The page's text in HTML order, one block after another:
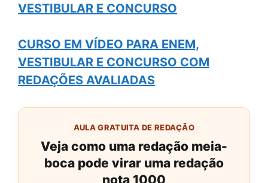
VESTIBULAR E CONCURSO
CURSO EM VÍDEO PARA ENEM,
VESTIBULAR E CONCURSO COM
REDAÇÕES AVALIADAS
AULA GRATUITA DE REDAÇÃO
Veja como uma redação meia-
boca pode virar uma redação
nota 1000